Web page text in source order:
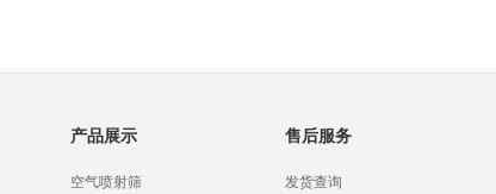
产品展示
空气喷射筛
售后服务
发货查询